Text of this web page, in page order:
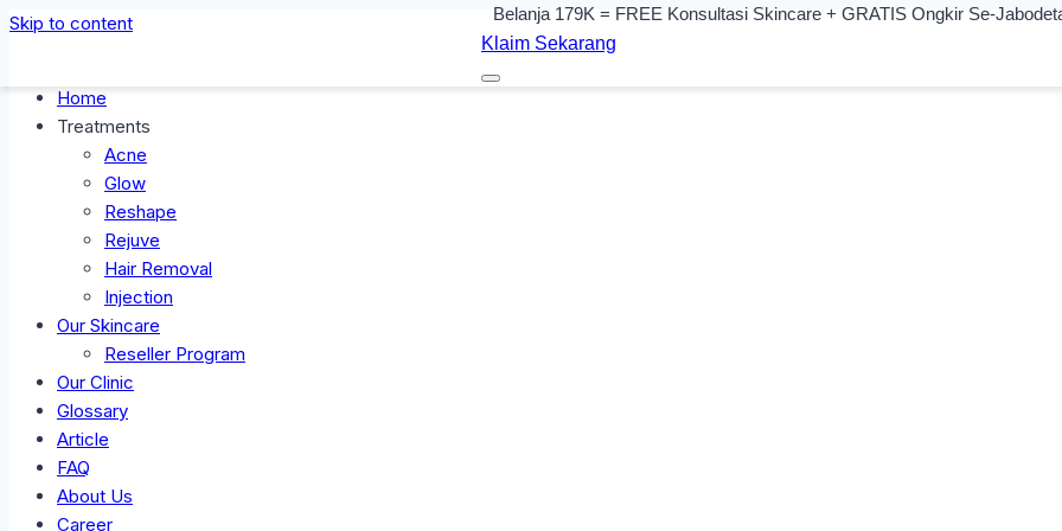
Skip to content
Home
Treatments
Acne
Glow
Reshape
Rejuve
Hair Removal
Injection
Our Skincare
Reseller Program
Our Clinic
Glossary
Article
FAQ
About Us
Career
Belanja 179K = FREE Konsultasi Skincare + GRATIS Ongkir Se-
Klaim Sekarang